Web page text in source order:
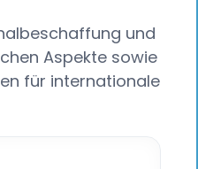
und
Aspekte sowie
für internationale